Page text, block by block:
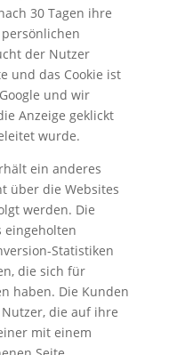
30 Tagen ihre
der Nutzer
und das Cookie ist
und wir
Anzeige geklickt
wurde.
ein anderes
über die Websites
werden. Die
eingeholten
Statistiken
die sich für
haben. Die Kunden
die auf ihre
mit einem